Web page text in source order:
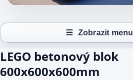
☰ Zobrazit menu
LEGO betonový blok
600x600x600mm